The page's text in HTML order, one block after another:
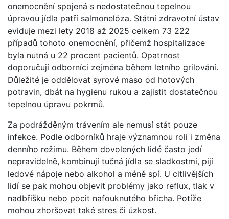
onemocnění spojená s nedostatečnou tepelnou
úpravou jídla patří salmonelóza. Státní zdravotní ústav
eviduje mezi lety 2018 až 2025 celkem 73 222
případů tohoto onemocnění, přičemž hospitalizace
byla nutná u 22 procent pacientů. Opatrnost
doporučují odborníci zejména během letního grilování.
Důležité je oddělovat syrové maso od hotových
potravin, dbát na hygienu rukou a zajistit dostatečnou
tepelnou úpravu pokrmů.
Za podrážděným trávením ale nemusí stát pouze
infekce. Podle odborníků hraje významnou roli i změna
denního režimu. Během dovolených lidé často jedí
nepravidelně, kombinují tučná jídla se sladkostmi, pijí
ledové nápoje nebo alkohol a méně spí. U citlivějších
lidí se pak mohou objevit problémy jako reflux, tlak v
nadbřišku nebo pocit nafouknutého břicha. Potíže
mohou zhoršovat také stres či úzkost.